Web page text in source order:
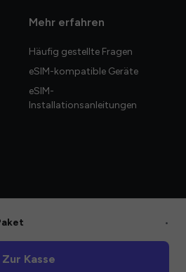
Mehr erfahren
Häufig gestellte Fragen
eSIM-kompatible Geräte
eSIM-
Installationsanleitungen
•
Zur Kasse